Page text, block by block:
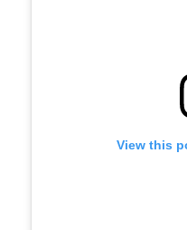
View this